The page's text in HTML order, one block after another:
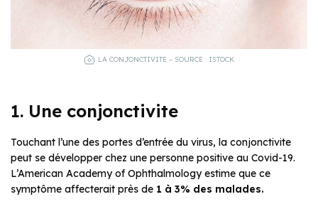
LA CONJONCTIVITE – SOURCE : ISTOCK
1. Une conjonctivite
Touchant l’une des portes d’entrée du virus, la conjonctivite
peut se développer chez une personne positive au Covid-19.
L’American Academy of Ophthalmology estime que ce
symptôme affecterait près de 1 à 3% des malades.